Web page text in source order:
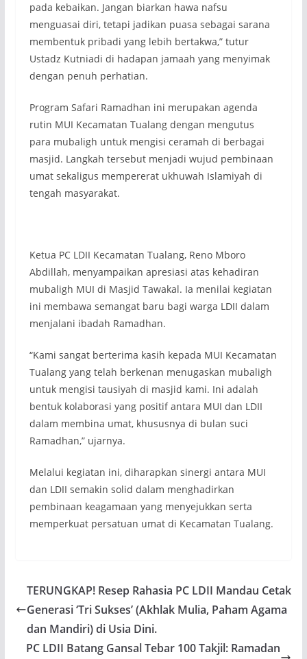
pada kebaikan. Jangan biarkan hawa nafsu
menguasai diri, tetapi jadikan puasa sebagai sarana
membentuk pribadi yang lebih bertakwa,” tutur
Ustadz Kutniadi di hadapan jamaah yang menyimak
dengan penuh perhatian.
Program Safari Ramadhan ini merupakan agenda
rutin MUI Kecamatan Tualang dengan mengutus
para mubaligh untuk mengisi ceramah di berbagai
masjid. Langkah tersebut menjadi wujud pembinaan
umat sekaligus mempererat ukhuwah Islamiyah di
tengah masyarakat.
Ketua PC LDII Kecamatan Tualang, Reno Mboro
Abdillah, menyampaikan apresiasi atas kehadiran
mubaligh MUI di Masjid Tawakal. Ia menilai kegiatan
ini membawa semangat baru bagi warga LDII dalam
menjalani ibadah Ramadhan.
“Kami sangat berterima kasih kepada MUI Kecamatan
Tualang yang telah berkenan menugaskan mubaligh
untuk mengisi tausiyah di masjid kami. Ini adalah
bentuk kolaborasi yang positif antara MUI dan LDII
dalam membina umat, khususnya di bulan suci
Ramadhan,” ujarnya.
Melalui kegiatan ini, diharapkan sinergi antara MUI
dan LDII semakin solid dalam menghadirkan
pembinaan keagamaan yang menyejukkan serta
memperkuat persatuan umat di Kecamatan Tualang.
TERUNGKAP! Resep Rahasia PC LDII Mandau Cetak
Generasi ‘Tri Sukses’ (Akhlak Mulia, Paham Agama
dan Mandiri) di Usia Dini.
PC LDII Batang Gansal Tebar 100 Takjil: Ramadan